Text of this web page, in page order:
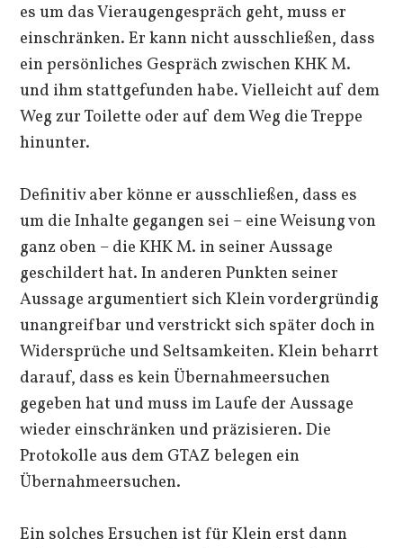
es um das Vieraugengespräch geht, muss er
einschränken. Er kann nicht ausschließen, dass
ein persönliches Gespräch zwischen KHK M.
und ihm stattgefunden habe. Vielleicht auf dem
Weg zur Toilette oder auf dem Weg die Treppe
hinunter.
Definitiv aber könne er ausschließen, dass es
um die Inhalte gegangen sei – eine Weisung von
ganz oben – die KHK M. in seiner Aussage
geschildert hat. In anderen Punkten seiner
Aussage argumentiert sich Klein vordergründig
unangreifbar und verstrickt sich später doch in
Widersprüche und Seltsamkeiten. Klein beharrt
darauf, dass es kein Übernahmeersuchen
gegeben hat und muss im Laufe der Aussage
wieder einschränken und präzisieren. Die
Protokolle aus dem GTAZ belegen ein
Übernahmeersuchen.
Ein solches Ersuchen ist für Klein erst dann